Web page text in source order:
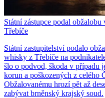
Státní zástupce podal
Třebíče
Státní zastupitelství podalo
whisky z Třebíče na
šlo o podvod, škoda v případu
korun a poškozených z celého
Obžalovanému hrozí pět až
zabývat brněnský krajský soud.